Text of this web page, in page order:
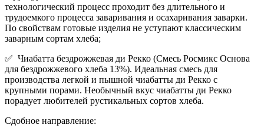
технологический процесс проходит без длительного и
трудоемкого процесса заваривания и осахаривания заварки.
По свойствам готовые изделия не уступают классическим
заварным сортам хлеба;
✅ Чиабатта бездрожжевая ди Рекко (Смесь Росмикс Основа
для бездрожжевого хлеба 13%). Идеальная смесь для
производства легкой и пышной чиабатты ди Рекко с
крупными порами. Необычный вкус чиабатты ди Рекко
порадует любителей рустикальных сортов хлеба.
Сдобное направление: